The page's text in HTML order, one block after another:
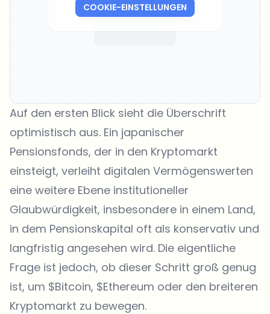
COOKIE-EINSTELLUNGEN
Auf den ersten Blick sieht die Überschrift
optimistisch aus. Ein japanischer
Pensionsfonds, der in den Kryptomarkt
einsteigt, verleiht digitalen Vermögenswerten
eine weitere Ebene institutioneller
Glaubwürdigkeit, insbesondere in einem Land,
in dem Pensionskapital oft als konservativ und
langfristig angesehen wird. Die eigentliche
Frage ist jedoch, ob dieser Schritt groß genug
ist, um $Bitcoin, $Ethereum oder den breiteren
Kryptomarkt zu bewegen.